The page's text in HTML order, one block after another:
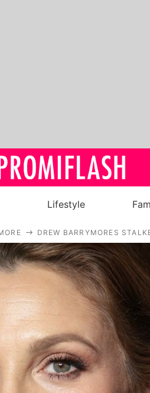
Royals
Stars
Filme & Serien
Familie & Liebe
Promiflash Exklusiv
Lifestyle
DREW BARRYMORES